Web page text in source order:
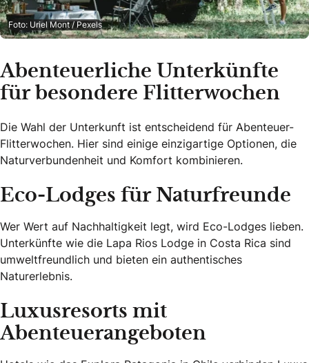
Foto: Uriel Mont / Pexels
Abenteuerliche Unterkünfte
für besondere Flitterwochen
Die Wahl der Unterkunft ist entscheidend für Abenteuer-
Flitterwochen. Hier sind einige einzigartige Optionen, die
Naturverbundenheit und Komfort kombinieren.
Eco-Lodges für Naturfreunde
Wer Wert auf Nachhaltigkeit legt, wird Eco-Lodges lieben.
Unterkünfte wie die Lapa Rios Lodge in Costa Rica sind
umweltfreundlich und bieten ein authentisches
Naturerlebnis.
Luxusresorts mit
Abenteuerangeboten